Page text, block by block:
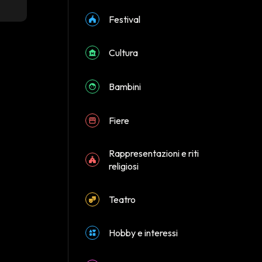
Festival
Cultura
Bambini
Fiere
Rappresentazioni e riti
religiosi
Teatro
Hobby e interessi